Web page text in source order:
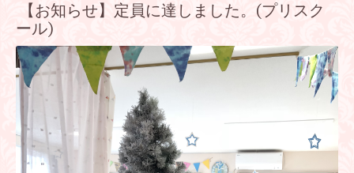
【お知らせ】定員に達しました。(プリスク
ール)